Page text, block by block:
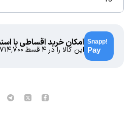
امکان خرید اقساطی با
این کالا را در ۴ قسط